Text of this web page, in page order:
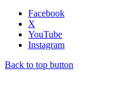
Facebook
X
YouTube
Instagram
Back to top button